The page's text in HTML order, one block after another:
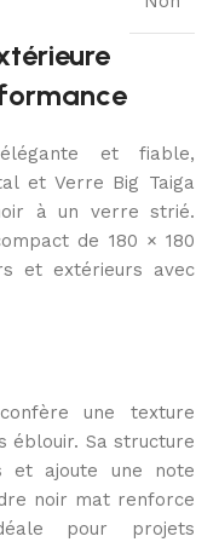
et fiable,
et Verre Big Taiga
à un verre strié.
de 180 × 180
et extérieurs avec
une texture
éblouir. Sa structure
et ajoute une note
noir mat renforce
pour projets